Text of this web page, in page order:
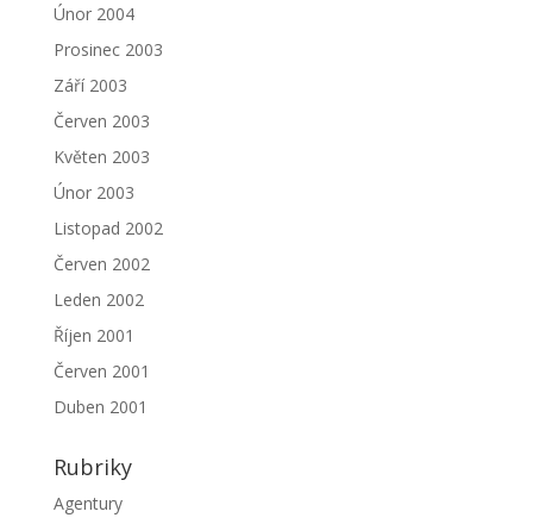
Únor 2004
Prosinec 2003
Září 2003
Červen 2003
Květen 2003
Únor 2003
Listopad 2002
Červen 2002
Leden 2002
Říjen 2001
Červen 2001
Duben 2001
Rubriky
Agentury